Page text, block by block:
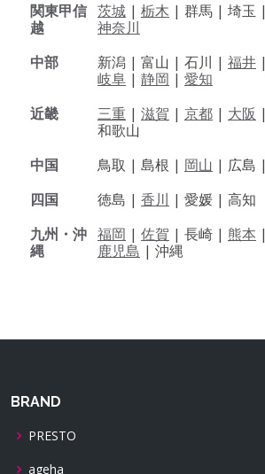
関東甲信
越
茨城 | 栃木 | 群馬 | 埼玉 |
神奈川
中部
新潟 | 富山 | 石川 | 福井 |
岐阜 | 静岡 | 愛知
近畿
三重 | 滋賀 | 京都 | 大阪 |
和歌山
中国
鳥取 | 島根 | 岡山 | 広島 |
四国
徳島 | 香川 | 愛媛 | 高知
九州・沖
縄
福岡 | 佐賀 | 長崎 | 熊本 |
鹿児島 | 沖縄
BRAND
PRESTO
ageha